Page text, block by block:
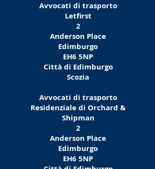
Avvocati di trasporto
Letfirst
2
Anderson Place
Edimburgo
EH6 5NP
Città di Edimburgo
Scozia
Avvocati di trasporto
Residenziale di Orchard &
Shipman
2
Anderson Place
Edimburgo
EH6 5NP